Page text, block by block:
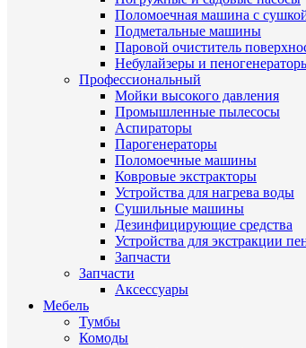
Поломоечная машина с
Подметальные машины
Паровой очиститель
Небулайзеры и
Профессиональный
Мойки высокого давления
Промышленные пылесосы
Аспираторы
Парогенераторы
Поломоечные машины
Ковровые экстракторы
Устройства для нагрева воды
Сушильные машины
Дезинфицирующие средства
Устройства для экстракции
Запчасти
Запчасти
Аксессуары
Мебель
Тумбы
Комоды